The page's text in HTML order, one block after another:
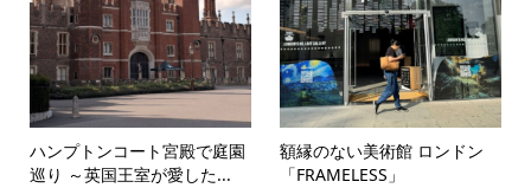
ハンプトンコート宮殿で庭園
巡り ～英国王室が愛した...
額縁のない美術館 ロンドン
「FRAMELESS」